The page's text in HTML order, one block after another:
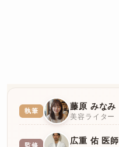
執筆 藤原 みなみ
美容ライター
監修 広重 佑 医師